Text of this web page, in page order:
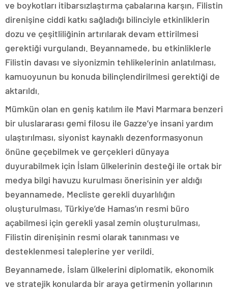
ve boykotları itibarsızlaştırma çabalarına karşın, Filistin
direnişine ciddi katkı sağladığı bilinciyle etkinliklerin
dozu ve çeşitliliğinin artırılarak devam ettirilmesi
gerektiği vurgulandı. Beyannamede, bu etkinliklerle
Filistin davası ve siyonizmin tehlikelerinin anlatılması,
kamuoyunun bu konuda bilinçlendirilmesi gerektiği de
aktarıldı.
Mümkün olan en geniş katılım ile Mavi Marmara benzeri
bir uluslararası gemi filosu ile Gazze’ye insani yardım
ulaştırılması, siyonist kaynaklı dezenformasyonun
önüne geçebilmek ve gerçekleri dünyaya
duyurabilmek için İslam ülkelerinin desteği ile ortak bir
medya bilgi havuzu kurulması önerisinin yer aldığı
beyannamede, Mecliste gerekli duyarlılığın
oluşturulması, Türkiye’de Hamas’ın resmi büro
açabilmesi için gerekli yasal zemin oluşturulması,
Filistin direnişinin resmi olarak tanınması ve
desteklenmesi taleplerine yer verildi.
Beyannamede, İslam ülkelerini diplomatik, ekonomik
ve stratejik konularda bir araya getirmenin yollarının